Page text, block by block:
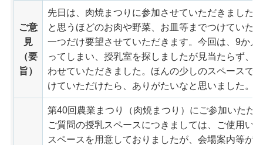
ご意
見
（要
旨）
先日は、肉焼まつりに参加させていただきました
と思うほどのお肉や野菜、お皿等までつけていた
一つだけ要望させていただきます。今回は、9か
ってしまい、授乳室を探しましたが見当たらず、
わせていただきました。ほんの少しのスペースで
けていただけたら、ありがたいなと思いました。
第40回農業まつり（肉焼まつり）にご参加いただ
ご質問の授乳スペースにつきましては、ご使用い
スペースを用意しておりましたが、会場案内等が